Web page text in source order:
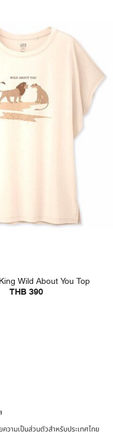
Wild About You Top
THB 390
วามเป็นส่วนตัวสำหรับประเทศไทย